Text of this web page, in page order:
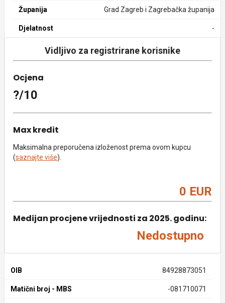
Županija Grad Zagreb i Zagrebačka županija
Djelatnost -
Vidljivo za registrirane korisnike
Ocjena
?/10
Max kredit
Maksimalna preporučena izloženost prema ovom kupcu
(saznajte više).
0 EUR
Medijan procjene vrijednosti za 2025. godinu:
Nedostupno
OIB 84928873051
Matični broj - MBS -081710071